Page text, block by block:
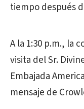
tiempo después
A la 1:30 p.m., la
visita del Sr.
Embajada
mensaje de